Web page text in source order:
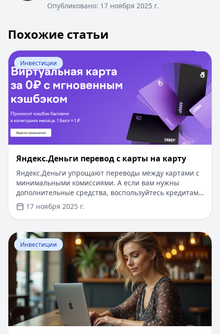
Опубликовано: 17 ноября 2025 г.
Похожие статьи
Перейти к статье: Яндекс.Деньги перевод с карты на
Инвестиции
Яндекс.Деньги перевод с карты на карту
Яндекс.Деньги упрощают переводы между картами с
минимальными комиссиями. А если вам нужны
дополнительные средства, воспользуйтесь кредитами
на Кредитный Зай: первый займ под 0%, одобрение
за 5 минут без документов и подтверждения доота.
Суммы до 500 000 ₽ и сроки до 5 лет — идеально для
срочных нужд.
17 ноября 2025 г.
Перейти к статье:«Пополняй онлайн» Сбербанк
Инвестиции